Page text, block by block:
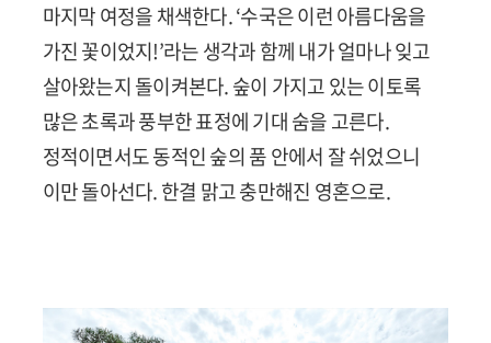
마지막 여정을 채색한다. ‘수국은 이런 아름다움을
가진 꽃이었지!’라는 생각과 함께 내가 얼마나 잊고
살아왔는지 돌이켜본다. 숲이 가지고 있는 이토록
많은 초록과 풍부한 표정에 기대 숨을 고른다.
정적이면서도 동적인 숲의 품 안에서 잘 쉬었으니
이만 돌아선다. 한결 맑고 충만해진 영혼으로.